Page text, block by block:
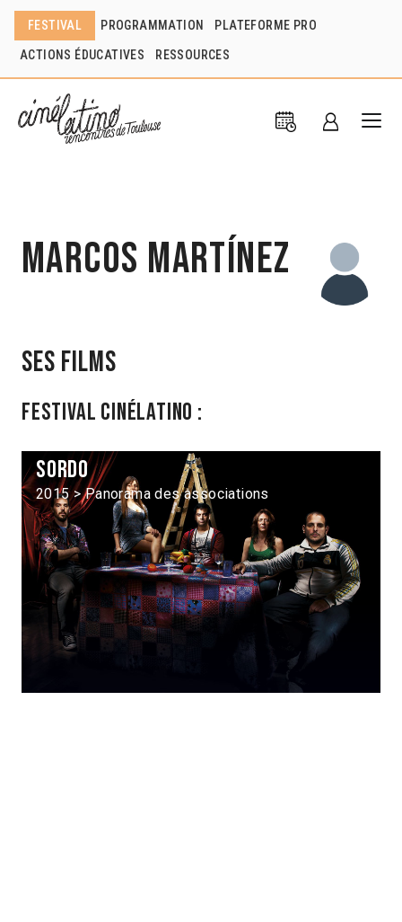
FESTIVAL PROGRAMMATION PLATEFORME PRO
ACTIONS ÉDUCATIVES RESSOURCES
Marcos Martínez
Ses films
Festival Cinélatino :
Sordo
2015 > Panorama des associations